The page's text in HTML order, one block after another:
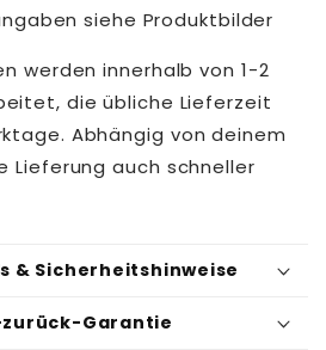
siehe Produktbilder
werden innerhalb von 1-2
die übliche Lieferzeit
Abhängig von deinem
Lieferung auch schneller
& Sicherheitshinweise
zurück-Garantie